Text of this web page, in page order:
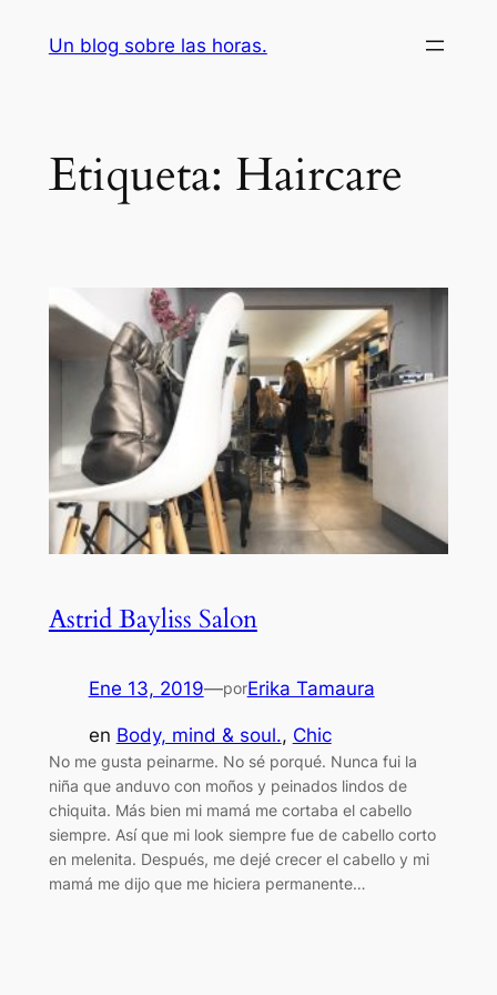
Un blog sobre las horas.
Etiqueta: Haircare
Astrid Bayliss Salon
Ene 13, 2019—porErika Tamaura
en Body, mind & soul., Chic
No me gusta peinarme. No sé porqué. Nunca fui la
niña que anduvo con moños y peinados lindos de
chiquita. Más bien mi mamá me cortaba el cabello
siempre. Así que mi look siempre fue de cabello corto
en melenita. Después, me dejé crecer el cabello y mi
mamá me dijo que me hiciera permanente…